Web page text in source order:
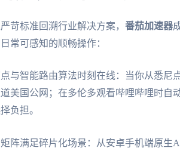
苛标准回溯行业解决方案， 番茄加速器
常可感知的顺畅操作：
与智能路由算法时刻在线：当你从悉尼
美国公网；在多伦多观看哔哩哔哩时自
负担。
阵满足碎片化场景：从安卓手机端原生